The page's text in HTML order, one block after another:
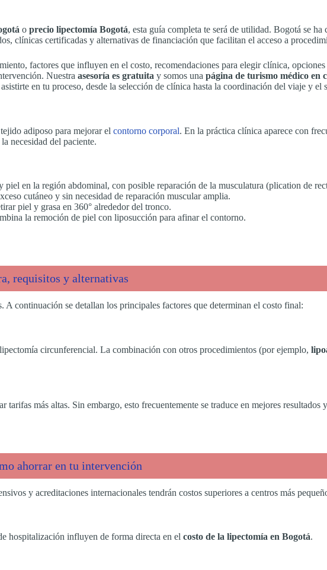
o precio lipectomía Bogotá, esta guía completa te será de utilidad. Bogotá se
clínicas certificadas y alternativas de financiación que facilitan el acceso a
factores que influyen en el costo, recomendaciones para elegir clínica,
Nuestra asesoría es gratuita y somos una página de turismo médico en
en tu proceso, desde la selección de clínica hasta la coordinación del viaje y el
adiposo para mejorar el contorno corporal. En la práctica clínica aparece con
necesidad del paciente.
piel en la región abdominal, con posible reparación de la musculatura (plication de
cutáneo y sin necesidad de reparación muscular amplia.
piel y grasa en 360° alrededor del tronco.
la remoción de piel con liposucción para afinar el contorno.
requisitos y alternativas
A continuación se detallan los principales factores que determinan el costo final:
circunferencial. La combinación con otros procedimientos (por ejemplo,
más altas. Sin embargo, esto frecuentemente se traduce en mejores resultados
ahorrar en tu intervención
y acreditaciones internacionales tendrán costos superiores a centros más
hospitalización influyen de forma directa en el costo de la lipectomía en Bogotá.